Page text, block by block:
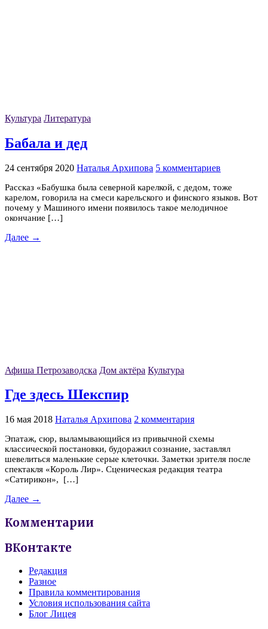
Культура Литература
Бабала и дед
24 сентября 2020 Наталья Архипова 5 комментариев
Рассказ «Бабушка была северной карелкой, с дедом, тоже
карелом, говорила на смеси карельского и финского языков. Вот
почему у Машиного имени появилось такое мелодичное
окончание […]
Далее →
Афиша Петрозаводска Дом актёра Культура
Где здесь Шекспир
16 мая 2018 Наталья Архипова 2 комментария
Эпатаж, сюр, выламывающийся из привычной схемы
классической постановки, будоражил сознание, заставлял
шевелиться маленькие серые клеточки. Заметки зрителя после
спектакля «Король Лир». Сценическая редакция театра
«Сатирикон», […]
Далее →
Комментарии
ВКонтакте
Редакция
Разное
Правила комментирования
Условия использования сайта
Блог Лицея